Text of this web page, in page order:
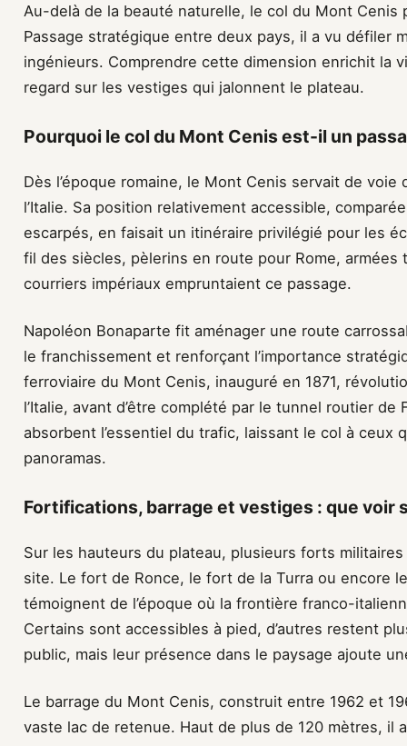
Au-delà de la beauté naturelle, le col du Mont Cenis
Passage stratégique entre deux pays, il a vu défiler
ingénieurs. Comprendre cette dimension enrichit la
regard sur les vestiges qui jalonnent le plateau.
Pourquoi le col du Mont Cenis est-il un
Dès l’époque romaine, le Mont Cenis servait de
l’Italie. Sa position relativement accessible,
escarpés, en faisait un itinéraire privilégié pour les
fil des siècles, pèlerins en route pour Rome, armées
courriers impériaux empruntaient ce passage.
Napoléon Bonaparte fit aménager une route
le franchissement et renforçant l’importance
ferroviaire du Mont Cenis, inauguré en 1871,
l’Italie, avant d’être complété par le tunnel routier de
absorbent l’essentiel du trafic, laissant le col à ceux
panoramas.
Fortifications, barrage et vestiges : que voir
Sur les hauteurs du plateau, plusieurs forts
site. Le fort de Ronce, le fort de la Turra ou encore
témoignent de l’époque où la frontière franco-
Certains sont accessibles à pied, d’autres restent
public, mais leur présence dans le paysage ajoute
Le barrage du Mont Cenis, construit entre 1962 et
vaste lac de retenue. Haut de plus de 120 mètres, il